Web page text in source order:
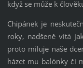
když se může k
Chipánek je
roky, nadšeně vítá
proto miluje naše
házet mu balónky či